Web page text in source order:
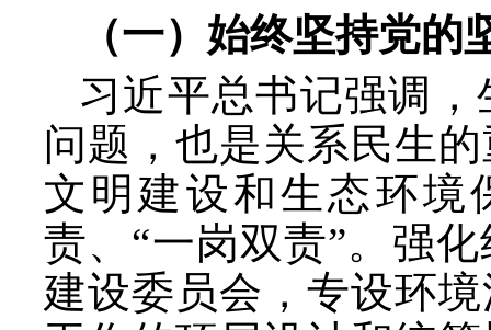
（一）始终坚持党
习近平总书记强调
问题，也是关系民生
文明建设和生态环境
责、 “一岗双责”。强
建设委员会，专设环